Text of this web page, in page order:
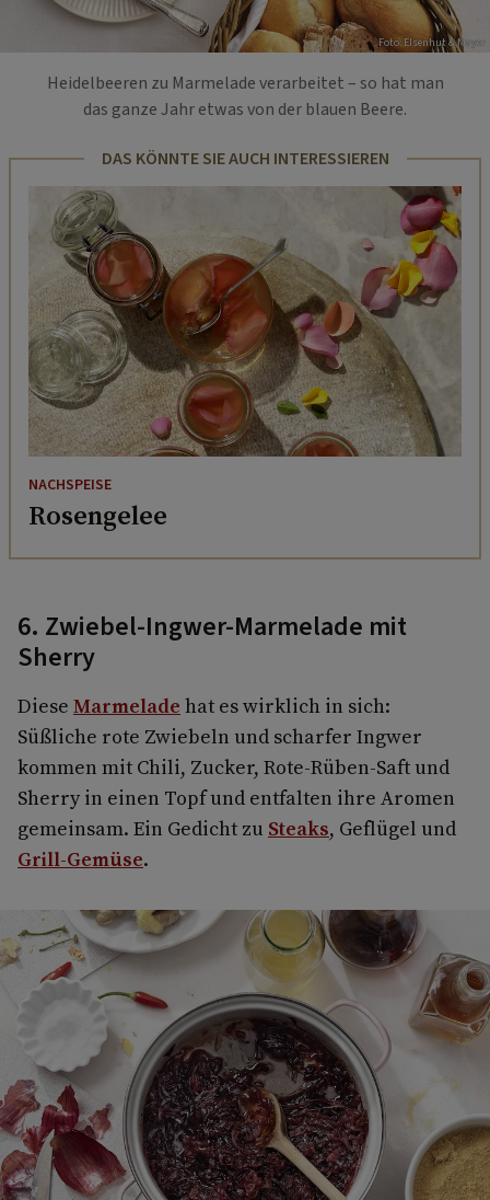
Foto: EIsenhut & Mayer
Heidelbeeren zu Marmelade verarbeitet – so hat man
das ganze Jahr etwas von der blauen Beere.
DAS KÖNNTE SIE AUCH INTERESSIEREN
NACHSPEISE
Rosengelee
6. Zwiebel-Ingwer-Marmelade mit
Sherry
Diese Marmelade hat es wirklich in sich:
Süßliche rote Zwiebeln und scharfer Ingwer
kommen mit Chili, Zucker, Rote-Rüben-Saft und
Sherry in einen Topf und entfalten ihre Aromen
gemeinsam. Ein Gedicht zu Steaks, Geflügel und
Grill-Gemüse.